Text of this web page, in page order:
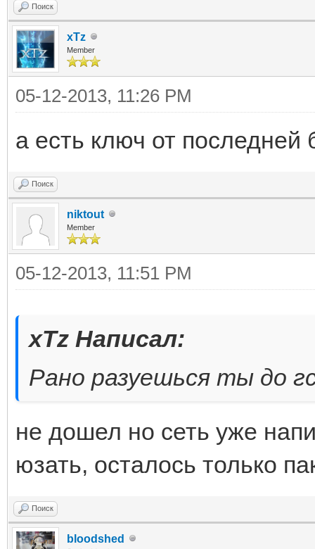
Поиск
xTz
Member
05-12-2013, 11:26 PM
а есть ключ от последней
Поиск
niktout
Member
05-12-2013, 11:51 PM
xTz Написал:
Рано разуешься ты до
не дошел но сеть уже
юзать, осталось только
Поиск
bloodshed